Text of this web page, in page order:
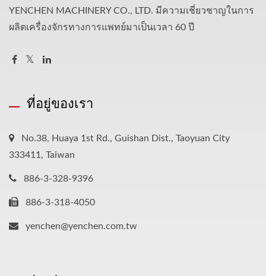
YENCHEN MACHINERY CO., LTD. มีความเชี่ยวชาญในการ
ผลิตเครื่องจักรทางการแพทย์มาเป็นเวลา 60 ปี
ที่อยู่ของเรา
No.38, Huaya 1st Rd., Guishan Dist., Taoyuan City
333411, Taiwan
886-3-328-9396
886-3-318-4050
yenchen@yenchen.com.tw